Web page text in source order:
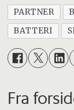
PARTNER
BATTERI
Fra